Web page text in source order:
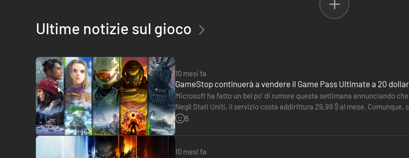
Ultime notizie sul gioco
10 mesi fa
GameStop continuerà a vendere il Game Pass Ultimate a 20
Microsoft ha fatto un bel po' di rumore questa settimana annunciando
Negli Stati Uniti, il servizio costa addirittura 29,99 $ al mese.
GameStop,…
5
10 mesi fa